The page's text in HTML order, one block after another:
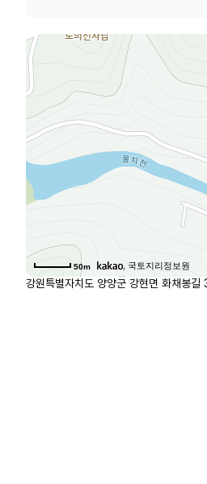
50m , 국토지리정보원
강원특별자치도 양양군 강현면 화채봉길